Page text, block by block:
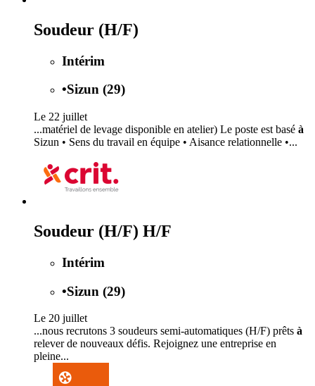
Soudeur (H/F)
Intérim
•Sizun (29)
Le 22 juillet
...matériel de levage disponible en atelier) Le poste est basé à
Sizun • Sens du travail en équipe • Aisance relationnelle •...
Soudeur (H/F) H/F
Intérim
•Sizun (29)
Le 20 juillet
...nous recrutons 3 soudeurs semi-automatiques (H/F) prêts à
relever de nouveaux défis. Rejoignez une entreprise en
pleine...